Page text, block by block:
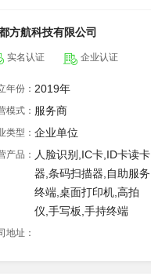
方航科技有限公司
实名认证 企业认证
年份： 2019年
模式： 服务商
类型： 企业单位
产品： 人脸识别,IC卡,ID卡读卡
器,条码扫描器,自助服务
终端,桌面打印机,高拍
仪,手写板,手持终端
地址：